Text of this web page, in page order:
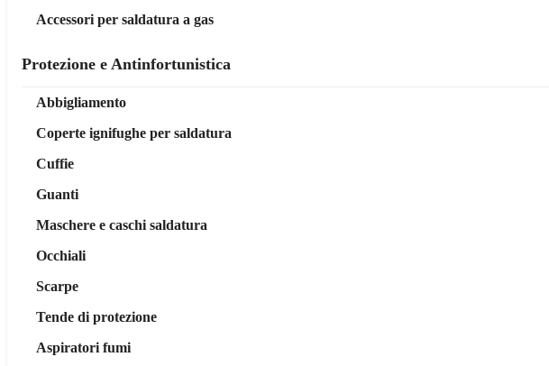
Accessori per saldatura a gas
Protezione e Antinfortunistica
Abbigliamento
Coperte ignifughe per saldatura
Cuffie
Guanti
Maschere e caschi saldatura
Occhiali
Scarpe
Tende di protezione
Aspiratori fumi